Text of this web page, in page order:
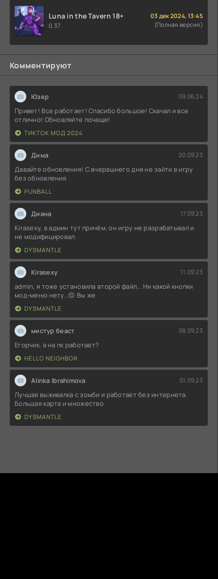
Luna in the Tavern 18+
0.37
03 дек 2024, 13:45
(Полная версия)
Комментируют
Юзер 09.06.24
Привет! Все работает! Спасибо большое! Скачал и все
отлично! Обновляйте почаще!
ТИКТОК МОД 2024
Дима 20.09.23
Давайте обновления! С вчерашнего дня не зайти в игру
без обновления
PUNBALL
Диана 17.09.23
Kirasexy, а админ тут причём, он игру не разрабатывал и
не модифицировал.
DYSMANTLE
Kirasexy 11.09.23
admin, я тоже установила второй файл... Ни какой кнопки
мод-меню нету...😔 Вы же
DYSMANTLE
мистур беаст 08.09.23
Егорчик, а на пк работает?
HELLO NEIGHBOR
Alinka Ibrahimova 01.09.23
Лучшая выживалка с зомби и работает без интернета.
Большая карта и множество
DYSMANTLE